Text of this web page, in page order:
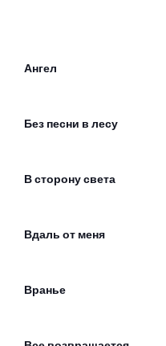
Ангел
Без песни в лесу
В сторону света
Вдаль от меня
Вранье